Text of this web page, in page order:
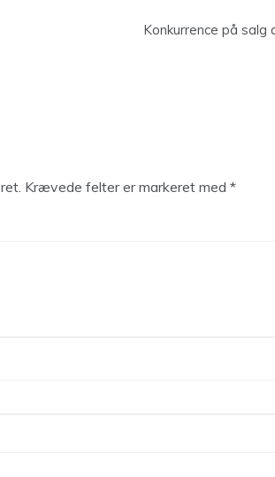
Konkurrence på salg
Krævede felter er markeret med *